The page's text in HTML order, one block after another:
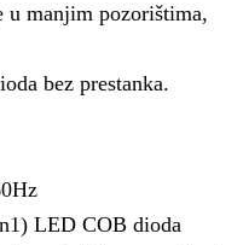
u manjim pozorištima,
bez prestanka.
LED COB dioda